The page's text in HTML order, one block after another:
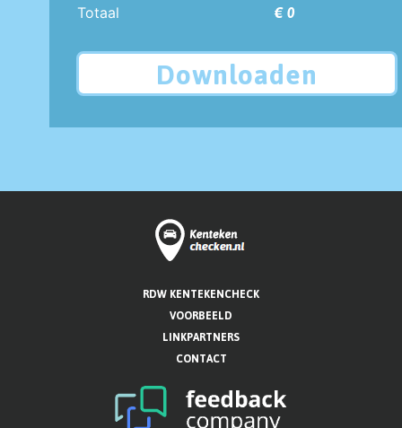
Totaal
€ 0
Downloaden
RDW KENTEKENCHECK
VOORBEELD
LINKPARTNERS
CONTACT